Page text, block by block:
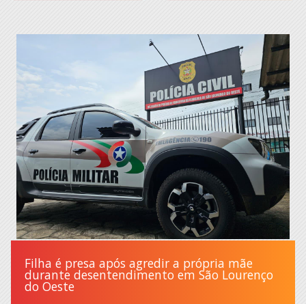
Filha é presa após agredir a própria mãe
durante desentendimento em São Lourenço
do Oeste